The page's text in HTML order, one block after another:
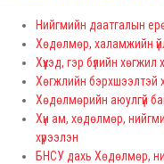
Нийгмийн даатгалын
Хөдөлмөр, халамжийн
Хүүхэд, гэр бүлийн
Хөгжлийн бэрхшээлтэй
Хөдөлмөрийн аюулгүй
Хүн ам, хөдөлмөр,
хүрээлэн
БНСУ дахь Хөдөлмөр,